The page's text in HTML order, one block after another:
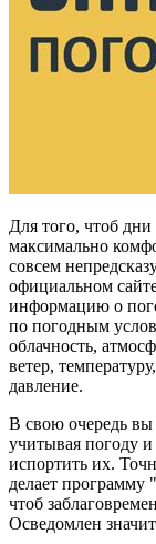
Для того, чтоб
максимально
совсем
официальном
информацию о
по погодным
облачность,
ветер,
давление.
В свою очередь вы
учитывая погоду
испортить их.
делает
чтоб
Осведомлен